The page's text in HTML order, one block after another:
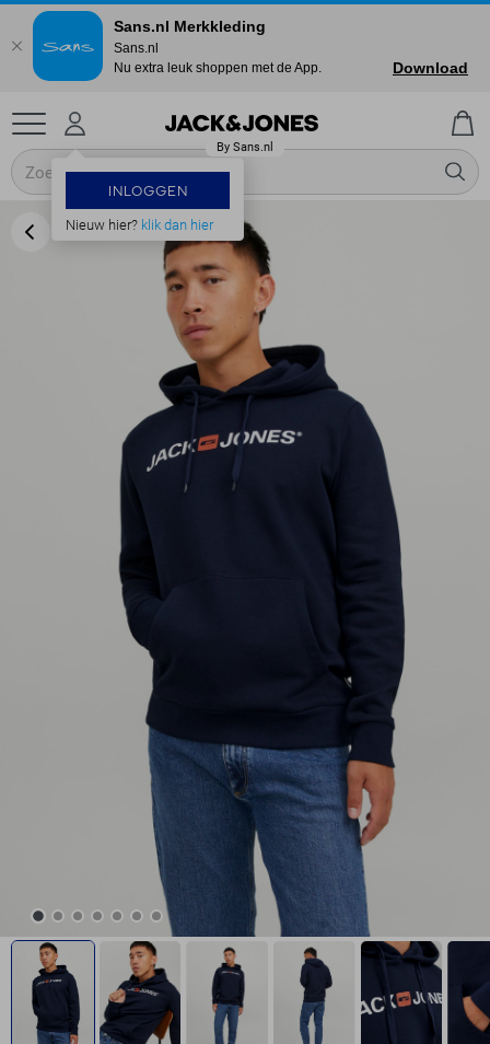
INLOGGEN
Nieuw hier? klik dan hier
Sans.nl Merkkleding
Sans.nl
Nu extra leuk shoppen met de App.
Download